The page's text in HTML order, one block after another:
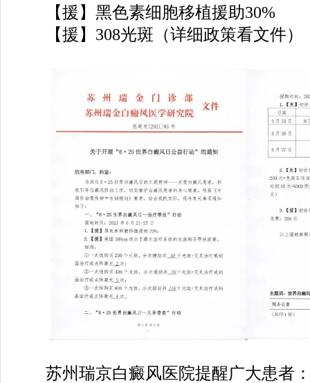
【援】黑色素细胞移植援助30%
【援】308光斑（详细政策看文件）
苏州瑞京白癜风医院提醒广大患者